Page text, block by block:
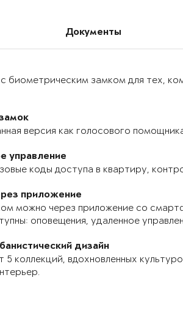
Документы
биометрическим замком для тех,
версия как голосового
управление
коды доступа в квартиру,
приложение
можно через приложение со
оповещения, удаленное
дизайн
5 коллекций, вдохновленных